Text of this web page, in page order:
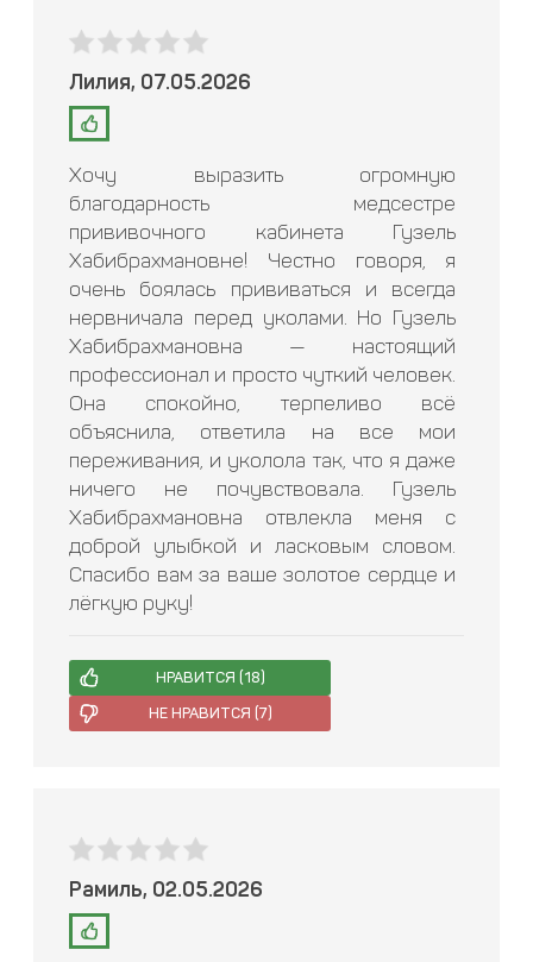
Лилия, 07.05.2026
Хочу выразить огромную
благодарность медсестре
прививочного кабинета Гузель
Хабибрахмановне! Честно говоря, я
очень боялась прививаться и всегда
нервничала перед уколами. Но Гузель
Хабибрахмановна — настоящий
профессионал и просто чуткий человек.
Она спокойно, терпеливо всё
объяснила, ответила на все мои
переживания, и уколола так, что я даже
ничего не почувствовала. Гузель
Хабибрахмановна отвлекла меня с
доброй улыбкой и ласковым словом.
Спасибо вам за ваше золотое сердце и
лёгкую руку!
НРАВИТСЯ (18)
НЕ НРАВИТСЯ (7)
Рамиль, 02.05.2026